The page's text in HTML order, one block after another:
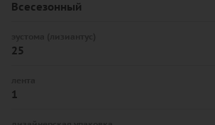
Всесезонный
25
1